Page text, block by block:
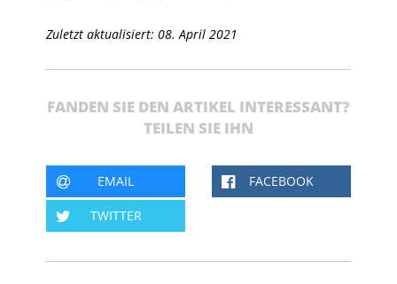
Zuletzt aktualisiert: 08. April 2021
FANDEN SIE DEN ARTIKEL INTERESSANT?
TEILEN SIE IHN
EMAIL FACEBOOK
TWITTER